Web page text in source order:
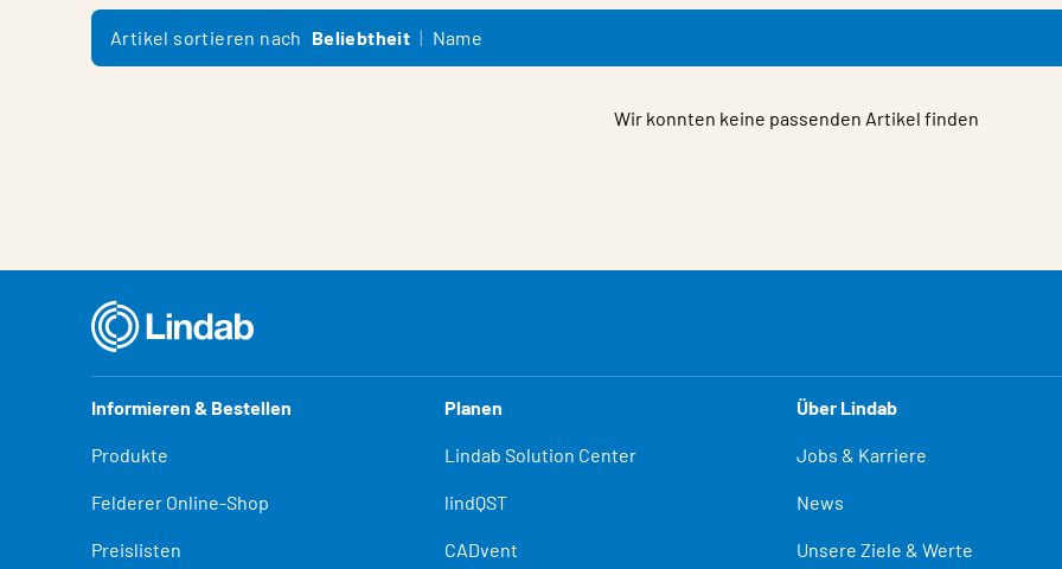
Artikel sortieren nach Beliebtheit Name
Wir konnten keine passenden Artikel finden
Informieren & Bestellen
Produkte
Felderer Online-Shop
Preislisten
Planen
Lindab Solution Center
lindQST
CADvent
Über Lindab
Jobs & Karriere
News
Unsere Ziele & Werte